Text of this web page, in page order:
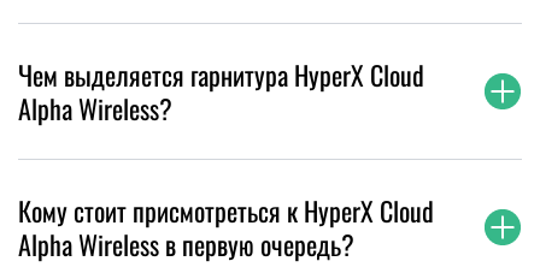
Чем выделяется гарнитура HyperX Cloud
Alpha Wireless?
Кому стоит присмотреться к HyperX Cloud
Alpha Wireless в первую очередь?